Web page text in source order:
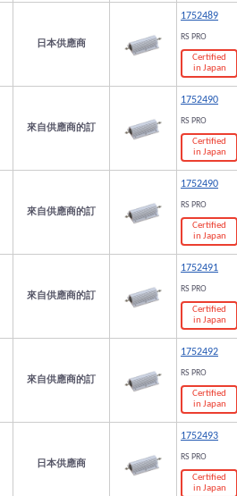
日本供應商
1752489
RS PRO
Certified
in Japan
來自供應商的訂
1752490
RS PRO
Certified
in Japan
來自供應商的訂
1752490
RS PRO
Certified
in Japan
來自供應商的訂
1752491
RS PRO
Certified
in Japan
來自供應商的訂
1752492
RS PRO
Certified
in Japan
日本供應商
1752493
RS PRO
Certified
in Japan